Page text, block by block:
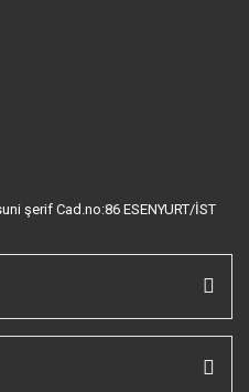
şerif Cad.no:86 ESENYURT/İST